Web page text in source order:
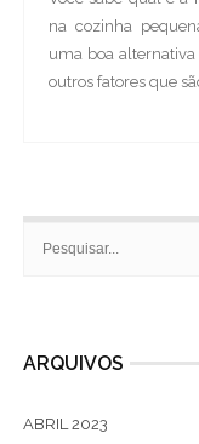
na cozinha
uma boa
outros fatores que
ARQUIVOS
ABRIL 2023